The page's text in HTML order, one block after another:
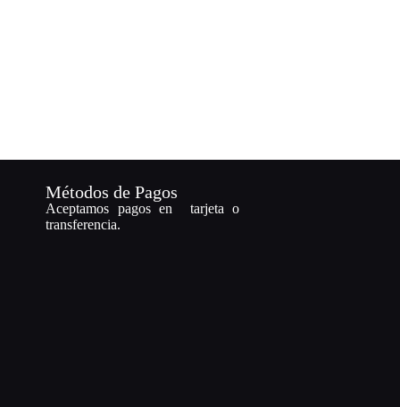
Métodos de Pagos
Aceptamos pagos en tarjeta o
transferencia.